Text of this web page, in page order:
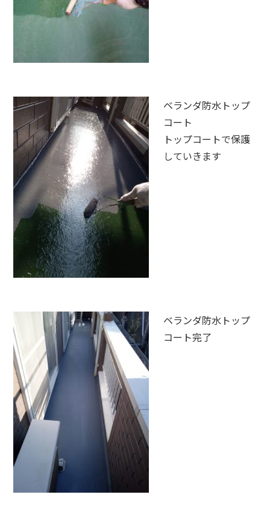
ベランダ防水トップ
コート
トップコートで保護
していきます
ベランダ防水トップ
コート完了